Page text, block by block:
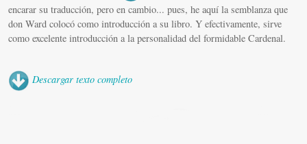
Castellani in english
Miscelánea
encarar su traducción, pero en cambio... pues, he aquí la semblanza que
don Ward colocó como introducción a su libro. Y efectivamente, sirve
como excelente introducción a la personalidad del formidable Cardenal.
Descargar texto completo